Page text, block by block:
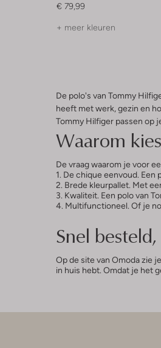
€ 79,99
+ meer kleuren
De polo's van Tommy
heeft met werk, gezin en
Tommy Hilfiger passen op
Waarom
De vraag waarom je voor
1. De chique eenvoud.
2. Brede kleurpallet. Met
3. Kwaliteit. Een polo van
4. Multifunctioneel. Of je
Snel
Op de site van Omoda zie
in huis hebt. Omdat je het